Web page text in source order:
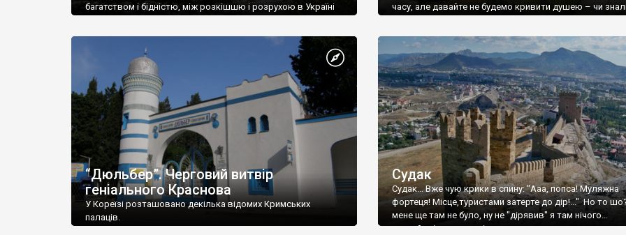
багатством і бідністю, між розкішшю і розрухою в Україні
часу, але давайте не будемо кривити душею – чи
“Дюльбер”. Черговий витвір
геніального Краснова
У Кореїзі розташовано декілька відомих Кримських
палаців.
Судак
Судак... Вже чую крики в спину: "Ааа, попса! Муляжна
фортеця! Місце,туристами затерте до дір!..." Но то
мене ще там не було, ну не "дірявив" я там нічого...
принаймні до цього літа.